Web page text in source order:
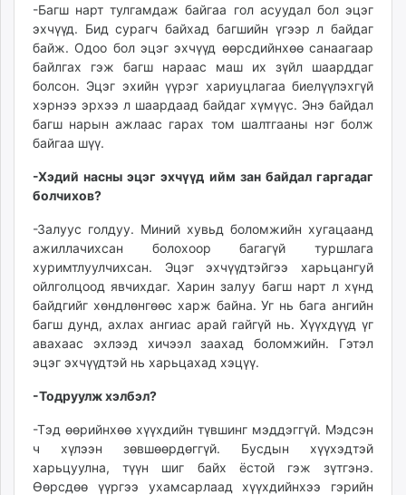
-Багш нарт тулгамдаж байгаа гол асуудал бол эцэг
эхчүүд. Бид сурагч байхад багшийн үгээр л байдаг
байж. Одоо бол эцэг эхчүүд өөрсдийнхөө санаагаар
байлгах гэж багш нараас маш их зүйл шаарддаг
болсон. Эцэг эхийн үүрэг хариуцлагаа биелүүлэхгүй
хэрнээ эрхээ л шаардаад байдаг хүмүүс. Энэ байдал
багш нарын ажлаас гарах том шалтгааны нэг болж
байгаа шүү.
-Хэдий насны эцэг эхчүүд ийм зан байдал гаргадаг
болчихов?
-Залуус голдуу. Миний хувьд боломжийн хугацаанд
ажиллачихсан болохоор багагүй туршлага
хуримтлуулчихсан. Эцэг эхчүүдтэйгээ харьцангуй
ойлголцоод явчихдаг. Харин залуу багш нарт л хүнд
байдгийг хөндлөнгөөс харж байна. Уг нь бага ангийн
багш дунд, ахлах ангиас арай гайгүй нь. Хүүхдүүд үг
авахаас эхлээд хичээл заахад боломжийн. Гэтэл
эцэг эхчүүдтэй нь харьцахад хэцүү.
-Тодруулж хэлбэл?
-Тэд өөрийнхөө хүүхдийн түвшинг мэддэггүй. Мэдсэн
ч хүлээн зөвшөөрдөггүй. Бусдын хүүхэдтэй
харьцуулна, түүн шиг байх ёстой гэж зүтгэнэ.
Өөрсдөө үүргээ ухамсарлаад хүүхдийнхээ гэрийн